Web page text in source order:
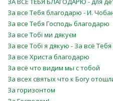
За все Тебя благодарю - И.
За все Тебя Господь благодарю
За все Тобі ми дякуєм
За все Тобі я дякую - За всё
За все Христа благодарю
За всё что видим мы с тобой
За всех святых что к Богу
За горизонтом